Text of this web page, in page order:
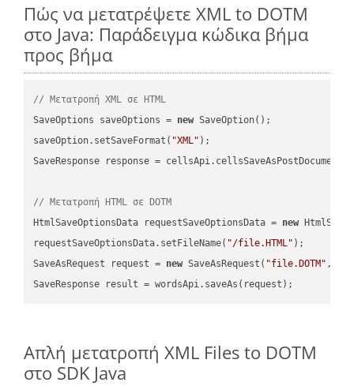
Πώς να μετατρέψετε XML to DOTM
στο Java: Παράδειγμα κώδικα βήμα
προς βήμα
// Μετατροπή XML σε HTML
SaveOptions saveOptions = new SaveOption();
saveOption.setSaveFormat( "XML" );
SaveResponse response =
// Μετατροπή HTML σε DOTM
HtmlSaveOptionsData requestSaveOptionsData = new
requestSaveOptionsData.setFileName( "/file.HTML" );
SaveAsRequest request = new SaveAsRequest( "file.DOTM"
Απλή μετατροπή XML Files to DOTM
στο SDK Java